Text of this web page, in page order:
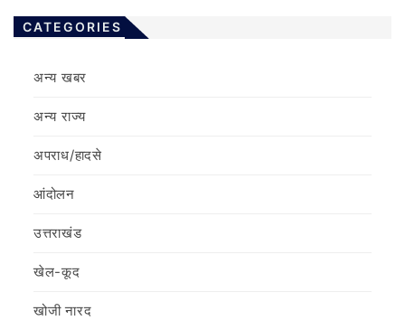
CATEGORIES
अन्य खबर
अन्य राज्य
अपराध/हादसे
आंदोलन
उत्तराखंड
खेल-कूद
खोजी नारद